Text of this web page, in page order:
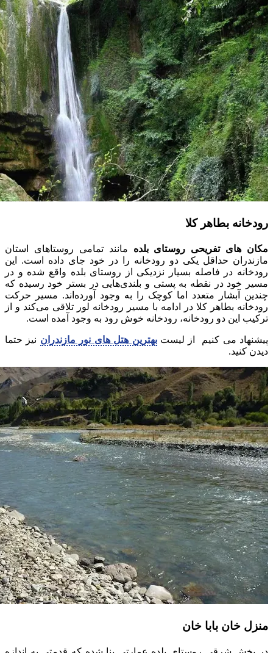
رودخانه بطاهر کلا
مکان‌ های تفریحی روستای بلده مانند تمامی روستاهای استان
مازندران حداقل یکی دو رودخانه را در خود جای داده است. این
رودخانه در فاصله بسیار نزدیکی از روستای بلده واقع شده و در
مسیر خود در نقطه به پستی و بلندی‌هایی در بستر خود رسیده که
چندین آبشار متعدد اما کوچک را به وجود آورده‌اند. مسیر حرکت
رودخانه بطاهر کلا در ادامه با مسیر رودخانه لور تلاقی می‌کند و از
ترکیب این دو رودخانه، رودخانه خوش رود به وجود آمده است.
پیشنهاد می کنیم از لیستبهترین هتل های نور مازندران نیز حتما
دیدن کنید.
منزل خان بابا خان